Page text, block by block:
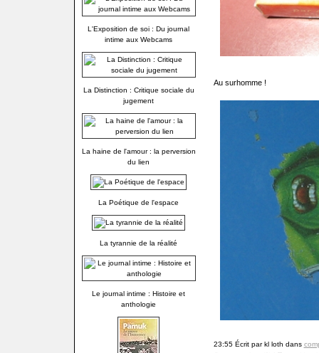
L'Exposition de soi : Du journal
intime aux Webcams
La Distinction : Critique sociale du
jugement
La haine de l'amour : la perversion
du lien
La Poétique de l'espace
La tyrannie de la réalité
Le journal intime : Histoire et
anthologie
Au surhomme !
23:55 Écrit par kl loth dans